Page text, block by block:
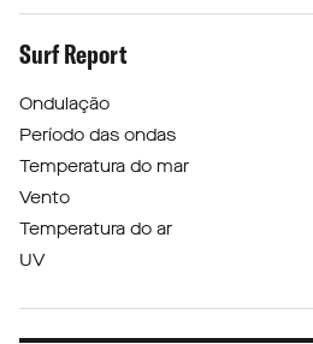
Surf Report
Ondulação
Período das ondas
Temperatura do mar
Vento
Temperatura do ar
UV